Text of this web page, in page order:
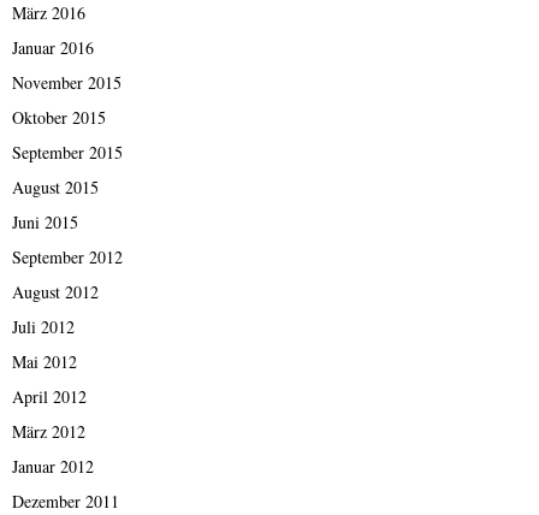
März 2016
Januar 2016
November 2015
Oktober 2015
September 2015
August 2015
Juni 2015
September 2012
August 2012
Juli 2012
Mai 2012
April 2012
März 2012
Januar 2012
Dezember 2011